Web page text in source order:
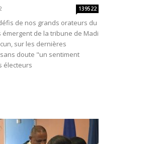
139522
de nos grands orateurs du
émergent de la tribune de Madi
sur les dernières
doute "un sentiment
électeurs